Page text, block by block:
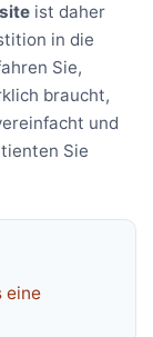
ist daher
in die
Sie,
braucht,
und
Sie
eine